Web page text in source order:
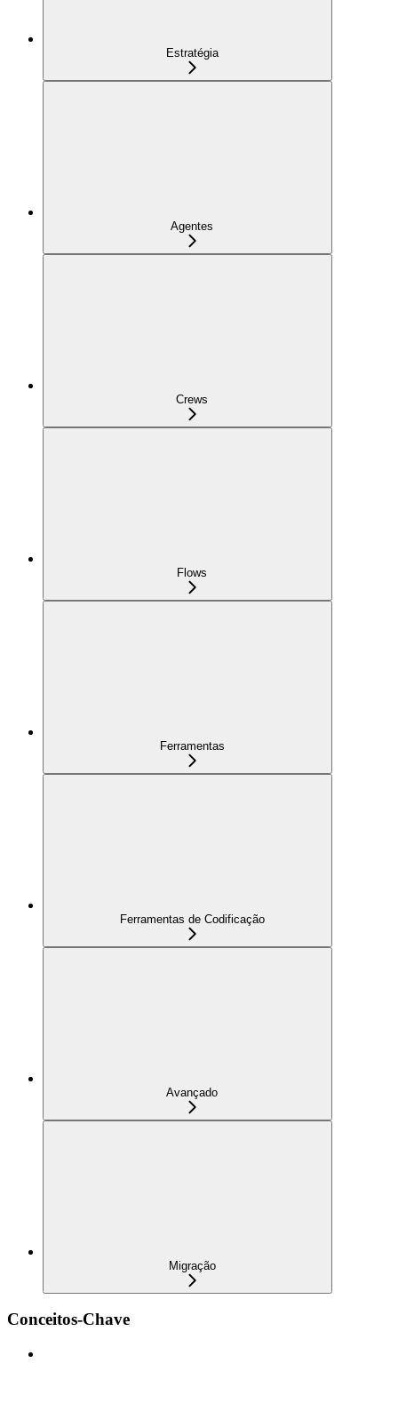
Estratégia
Agentes
Crews
Flows
Ferramentas
Ferramentas de Codificação
Avançado
Migração
Conceitos-Chave